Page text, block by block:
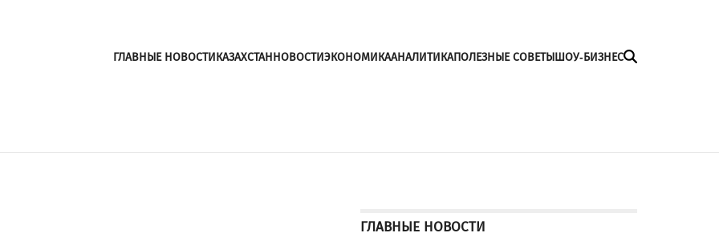
ГЛАВНЫЕ НОВОСТИКАЗАХСТАННОВОСТИЭКОНОМИКААНАЛИТИКАПОЛЕЗНЫЕ СОВЕТЫШОУ-БИЗНЕС
ГЛАВНЫЕ НОВОСТИ